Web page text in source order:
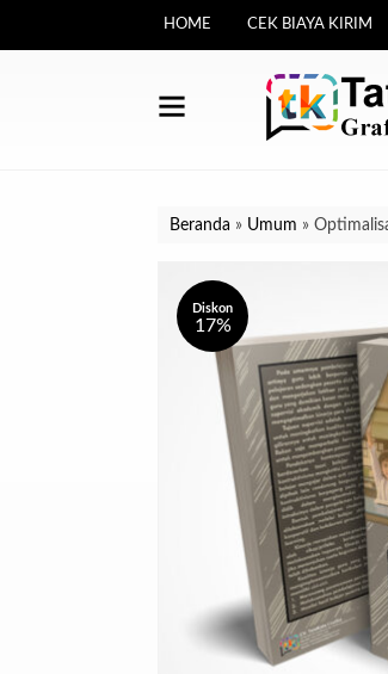
HOME CEK BIAYA KIRIM
Beranda » Umum »
Diskon
17%